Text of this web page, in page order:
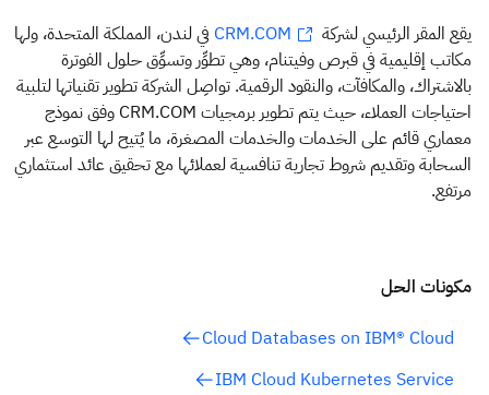
يقع المقر الرئيسي لشركة CRM.COM في لندن، المملكة المتحدة، ولها
مكاتب إقليمية في قبرص وفيتنام، وهي تطوِّر وتسوِّق حلول الفوترة
بالاشتراك، والمكافآت، والنقود الرقمية. تواصِل الشركة تطوير تقنياتها لتلبية
احتياجات العملاء، حيث يتم تطوير برمجيات CRM.COM وفق نموذج
معماري قائم على الخدمات والخدمات المصغرة، ما يُتيح لها التوسع عبر
السحابة وتقديم شروط تجارية تنافسية لعملائها مع تحقيق عائد استثماري
مرتفع.
مكونات الحل
Cloud Databases on IBM® Cloud
IBM Cloud Kubernetes Service